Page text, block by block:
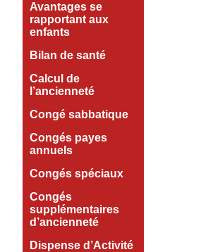
Avantages se
rapportant aux
enfants
Bilan de santé
Calcul de
l’ancienneté
Congé sabbatique
Congés payes
annuels
Congés spéciaux
Congés
supplémentaires
d’ancienneté
Dispense d’Activité